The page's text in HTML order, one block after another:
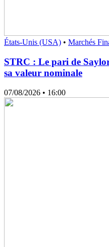
États-Unis (USA) • Marchés
STRC : Le pari de
sa valeur nominale
07/08/2026 • 16:00